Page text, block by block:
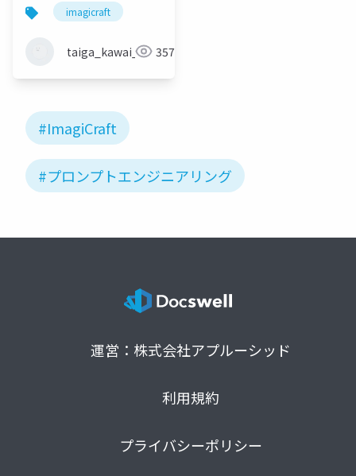
imagicraft
taiga_kawai_1028357
#ImagiCraft
#プロンプトエンジニアリング
運営：株式会社アプルーシッド
利用規約
プライバシーポリシー